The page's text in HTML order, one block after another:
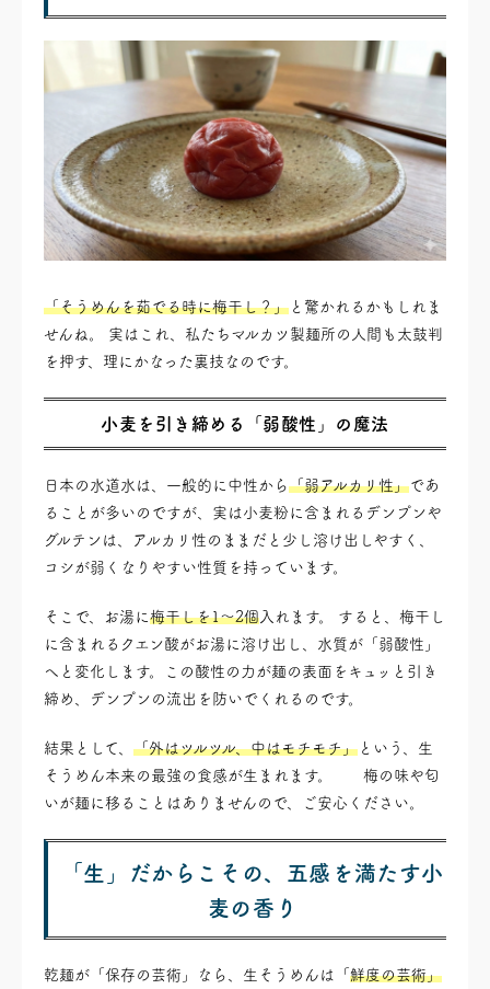
「そうめんを茹でる時に梅干し？」 と驚かれるかもしれま
せんね。 実はこれ、私たちマルカツ製麺所の人間も太鼓判
を押す、理にかなった裏技なのです。
小麦を引き締める「弱酸性」の魔法
日本の水道水は、一般的に中性から「弱アルカリ性」であ
ることが多いのですが、実は小麦粉に含まれるデンプンや
グルテンは、アルカリ性のままだと少し溶け出しやすく、
コシが弱くなりやすい性質を持っています。
そこで、お湯に 梅干しを1〜2個 入れます。 すると、梅干し
に含まれるクエン酸がお湯に溶け出し、水質が「弱酸性」
へと変化します。この酸性の力が麺の表面をキュッと引き
締め、デンプンの流出を防いでくれるのです。
結果として、 「外はツルツル、中はモチモチ」 という、生
そうめん本来の最強の食感が生まれます。 梅の味や匂
いが麺に移ることはありませんので、ご安心ください。
「生」だからこその、五感を満たす小
麦の香り
乾麺が「保存の芸術」なら、生そうめんは「 鮮度の芸術」